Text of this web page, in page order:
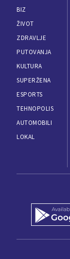
BIZ
ŽIVOT
ZDRAVLJE
PUTOVANJA
KULTURA
SUPERŽENA
ESPORTS
TEHNOPOLIS
AUTOMOBILI
LOKAL